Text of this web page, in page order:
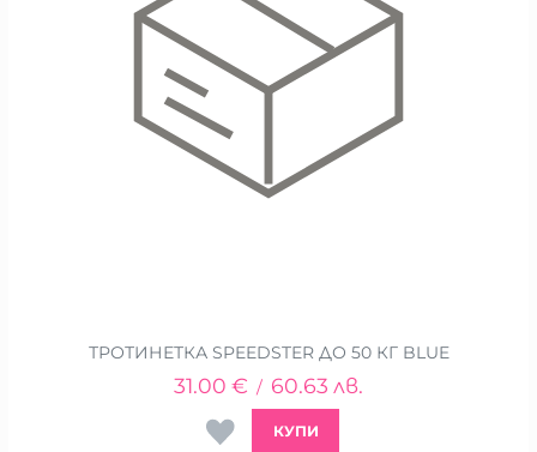
ТРОТИНЕТКА SPEEDSTER ДО 50 КГ BLUE
31.00 € / 60.63 лв.
КУПИ